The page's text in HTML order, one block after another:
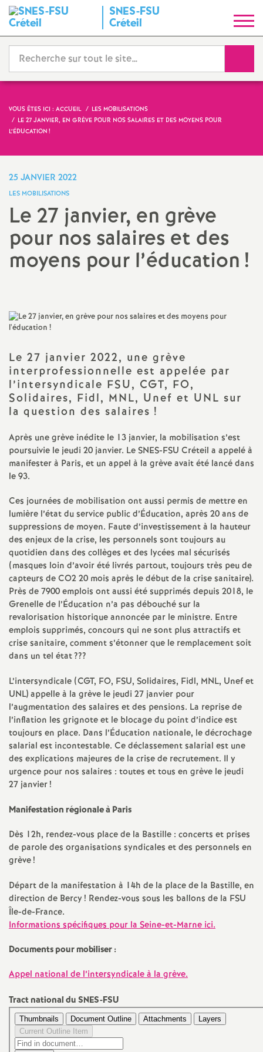
SNES-FSU
Créteil
y
n
d
a
t
N
t
o
n
a
l
d
e
s
E
n
s
e
i
g
n
m
e
n
t
e
VOUS ÊTES ICI : ACCUEIL
LES MOBILISATIONS
LE 27 JANVIER, EN GRÈVE POUR NOS SALAIRES ET DES MOYENS POUR
L’ÉDUCATION !
25 JANVIER 2022
LES MOBILISATIONS
Le 27 janvier, en grève
pour nos salaires et des
moyens pour l’éducation!
Le 27 janvier 2022, une grève
interprofessionnelle est appelée par
l’intersyndicale FSU, CGT, FO,
Solidaires, Fidl, MNL, Unef et UNL sur
la question des salaires !
Après une grève inédite le 13 janvier, la mobilisation s’est
poursuivie le jeudi 20 janvier. LeSNES-FSU Créteil a appelé à
manifester à Paris, et un appel à la grève avait été lancé dans
le 93.
Ces journées de mobilisation ont aussi permis de mettre en
lumière l’état du service public d’Éducation, après 20 ans de
suppressions de moyen. Faute d’investissement à la hauteur
des enjeux de la crise, les personnels sont toujours au
quotidien dans des collèges et des lycées mal sécurisés
(masques loin d’avoir été livrés partout, toujours très peu de
capteurs deCO220 mois après le début de la crise sanitaire).
Près de 7900 emplois ont aussi été supprimés depuis 2018, le
Grenelle de l’Éducation n’a pas débouché sur la
revalorisation historique annoncée par le ministre. Entre
emplois supprimés, concours qui ne sont plus attractifs et
crise sanitaire, comment s’étonner que le remplacement soit
dans un tel état???
L’intersyndicale (CGT, FO, FSU, Solidaires, Fidl, MNL, Unef et
UNL) appelle à la grève le jeudi 27 janvier pour
l’augmentation des salaires et des pensions. La reprise de
l’inflation les grignote et le blocage du point d’indice est
toujours en place. Dans l’Éducation nationale, le décrochage
salarial est incontestable. Ce déclassement salarial est une
des explications majeures de la crise de recrutement. Il y
urgence pour nos salaires : toutes et tous en grève le jeudi
27 janvier!
Manifestation régionale à Paris
Dès 12h, rendez-vous place de la Bastille : concerts et prises
de parole des organisations syndicales et des personnels en
grève!
Départ de la manifestation à 14h de la place de la Bastille, en
direction de Bercy ! Rendez-vous sous les ballons de la FSU
Île-de-France.
Informations spécifiques pour la Seine-et-Marne ici.
Documents pour mobiliser :
Appel national de l’intersyndicale à la grève.
Tract national duSNES-FSU